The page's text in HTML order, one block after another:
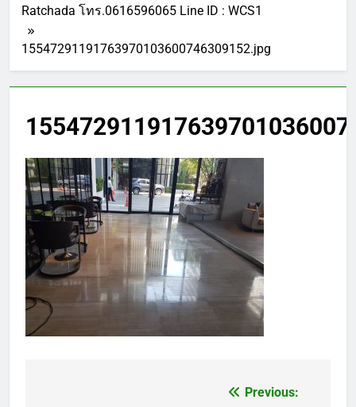
Ratchada โทร.0616596065 Line ID : WCS1
15547291191763970103600746309152.jpg
Previous: